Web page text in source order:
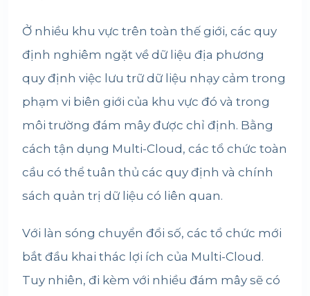
Ở nhiều khu vực trên toàn thế giới, các quy
định nghiêm ngặt về dữ liệu địa phương
quy định việc lưu trữ dữ liệu nhạy cảm trong
phạm vi biên giới của khu vực đó và trong
môi trường đám mây được chỉ định. Bằng
cách tận dụng Multi-Cloud, các tổ chức toàn
cầu có thể tuân thủ các quy định và chính
sách quản trị dữ liệu có liên quan.
Với làn sóng chuyển đổi số, các tổ chức mới
bắt đầu khai thác lợi ích của Multi-Cloud.
Tuy nhiên, đi kèm với nhiều đám mây sẽ có